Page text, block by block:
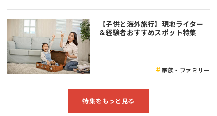
【子供と海外旅行】現地ライター
＆経験者おすすめスポット特集
家族・ファミリー
特集をもっと見る